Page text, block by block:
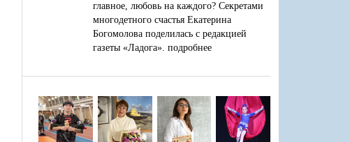
главное, любовь на каждого? Секретами
многодетного счастья Екатерина
Богомолова поделилась с редакцией
газеты «Ладога». подробнее